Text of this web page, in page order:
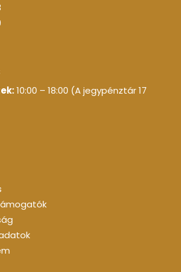
10:00 – 18:00 (A jegypénztár 17